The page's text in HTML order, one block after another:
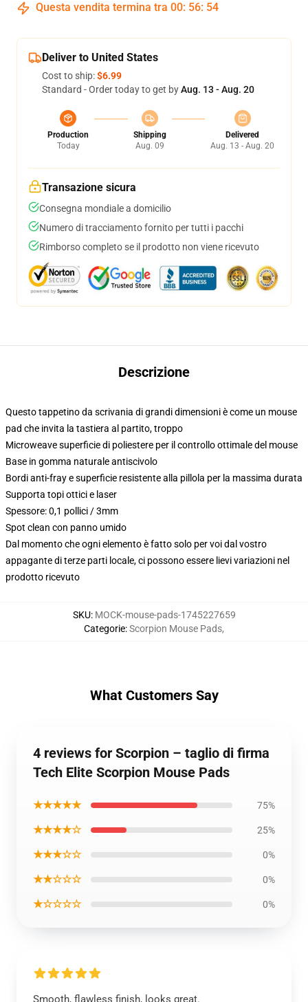
Questa vendita termina tra 00: 56: 54
Deliver to United States
Cost to ship:$6.99
Standard - Order today to get byAug. 13 - Aug. 20
Production
Today
Shipping
Aug. 09
Delivered
Aug. 13 - Aug. 20
Transazione sicura
Consegna mondiale a domicilio
Numero di tracciamento fornito per tutti i pacchi
Rimborso completo se il prodotto non viene ricevuto
Descrizione
Questo tappetino da scrivania di grandi dimensioni è come un mouse
pad che invita la tastiera al partito, troppo
Microweave superficie di poliestere per il controllo ottimale del mouse
Base in gomma naturale antiscivolo
Bordi anti-fray e superficie resistente alla pillola per la massima durata
Supporta topi ottici e laser
Spessore: 0,1 pollici / 3mm
Spot clean con panno umido
Dal momento che ogni elemento è fatto solo per voi dal vostro
appagante di terze parti locale, ci possono essere lievi variazioni nel
prodotto ricevuto
SKU: MOCK-mouse-pads-1745227659
Categorie:Scorpion Mouse Pads,
What Customers Say
4 reviews for Scorpion – taglio di firma
Tech Elite Scorpion Mouse Pads
★★★★★ 75%
★★★★☆ 25%
★★★☆☆ 0%
★★☆☆☆ 0%
★☆☆☆☆ 0%
Smooth, flawless finish, looks great.